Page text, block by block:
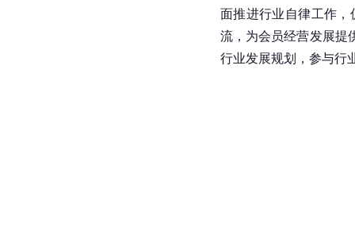
面推进行业自律工作
流，为会员经营发展提
行业发展规划，参与行